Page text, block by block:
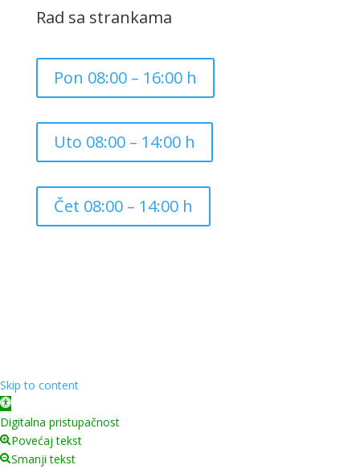
Rad sa strankama
Pon 08:00 – 16:00 h
Uto 08:00 – 14:00 h
Čet 08:00 – 14:00 h
Skip to content
Open toolbar
Digitalna pristupačnost
Povećaj tekst
Smanji tekst